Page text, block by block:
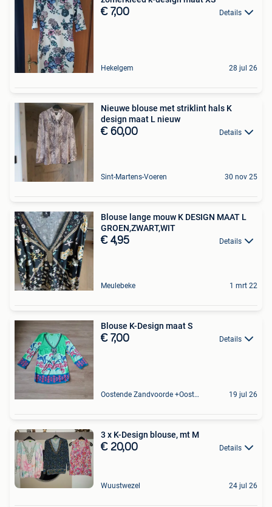
€ 7,00 Details
Hekelgem 28 jul 26
Nieuwe blouse met striklint hals K
design maat L nieuw
€ 60,00 Details
Sint-Martens-Voeren 30 nov 25
Blouse lange mouw K DESIGN MAAT L
GROEN,ZWART,WIT
€ 4,95 Details
Meulebeke 1 mrt 22
Blouse K-Design maat S
€ 7,00 Details
Oostende Zandvoorde +Oostende 19 jul 26
3 x K-Design blouse, mt M
€ 20,00 Details
Wuustwezel 24 jul 26